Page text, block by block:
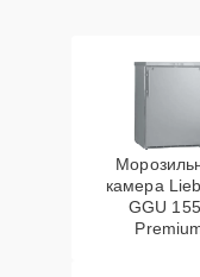
камера
GGU